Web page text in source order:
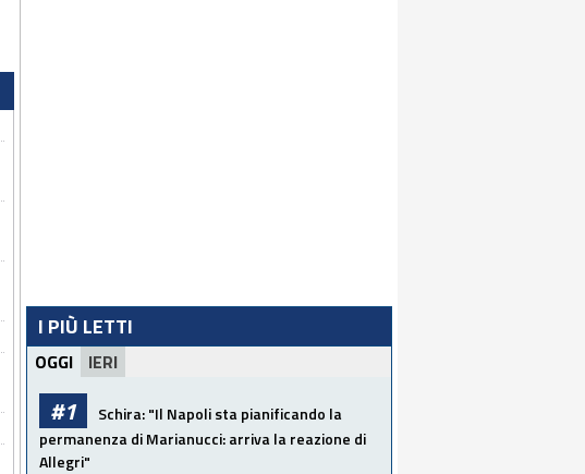
I PIÙ LETTI
OGGI IERI
#1
Schira: "Il Napoli sta pianificando la
permanenza di Marianucci: arriva la reazione di
Allegri"